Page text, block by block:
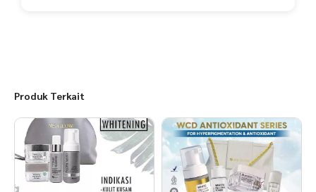
Produk Terkait